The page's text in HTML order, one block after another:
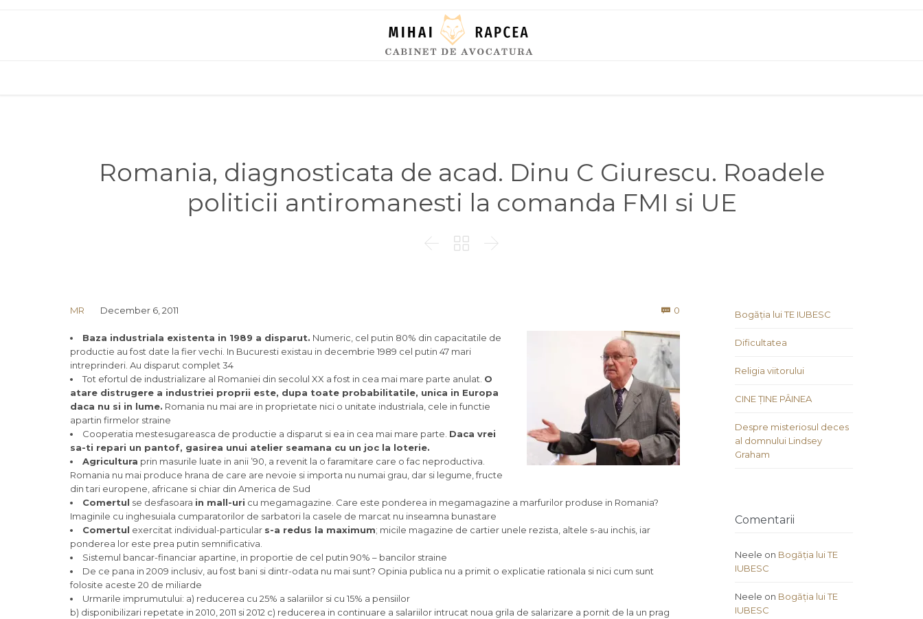
Romania, diagnosticata de acad. Dinu C Giurescu. Roadele
politicii antiromanesti la comanda FMI si UE
  
MR December 6, 2011  0
Baza industriala existenta in 1989 a disparut. Numeric, cel putin 80% din capacitatile de
productie au fost date la fier vechi. In Bucuresti existau in decembrie 1989 cel putin 47 mari
intreprinderi. Au disparut complet 34
Tot efortul de industrializare al Romaniei din secolul XX a fost in cea mai mare parte anulat. O
atare distrugere a industriei proprii este, dupa toate probabilitatile, unica in Europa
daca nu si in lume. Romania nu mai are in proprietate nici o unitate industriala, cele in functie
apartin firmelor straine
Cooperatia mestesugareasca de productie a disparut si ea in cea mai mare parte. Daca vrei
sa-ti repari un pantof, gasirea unui atelier seamana cu un joc la loterie.
Agricultura prin masurile luate in anii ’90, a revenit la o faramitare care o fac neproductiva.
Romania nu mai produce hrana de care are nevoie si importa nu numai grau, dar si legume, fructe
din tari europene, africane si chiar din America de Sud
Comertul se desfasoara in mall-uri cu megamagazine. Care este ponderea in megamagazine a marfurilor produse in Romania?
Imaginile cu inghesuiala cumparatorilor de sarbatori la casele de marcat nu inseamna bunastare
Comertul exercitat individual-particular s-a redus la maximum; micile magazine de cartier unele rezista, altele s-au inchis, iar
ponderea lor este prea putin semnificativa.
Sistemul bancar-financiar apartine, in proportie de cel putin 90% – bancilor straine
De ce pana in 2009 inclusiv, au fost bani si dintr-odata nu mai sunt? Opinia publica nu a primit o explicatie rationala si nici cum sunt
folosite aceste 20 de miliarde
Urmarile imprumutului: a) reducerea cu 25% a salariilor si cu 15% a pensiilor
b) disponibilizari repetate in 2010, 2011 si 2012 c) reducerea in continuare a salariilor intrucat noua grila de salarizare a pornit de la un prag
Bogăția lui TE IUBESC
Dificultatea
Religia viitorului
CINE ȚINE PÂINEA
Despre misteriosul deces
al domnului Lindsey
Graham
Comentarii
Neele on Bogăția lui TE
IUBESC
Neele on Bogăția lui TE
IUBESC